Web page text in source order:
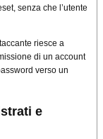
senza che l’utente
riesce a
di un account
verso un
e